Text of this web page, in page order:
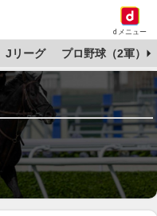
dメニュー
Jリーグ プロ野球（2軍）